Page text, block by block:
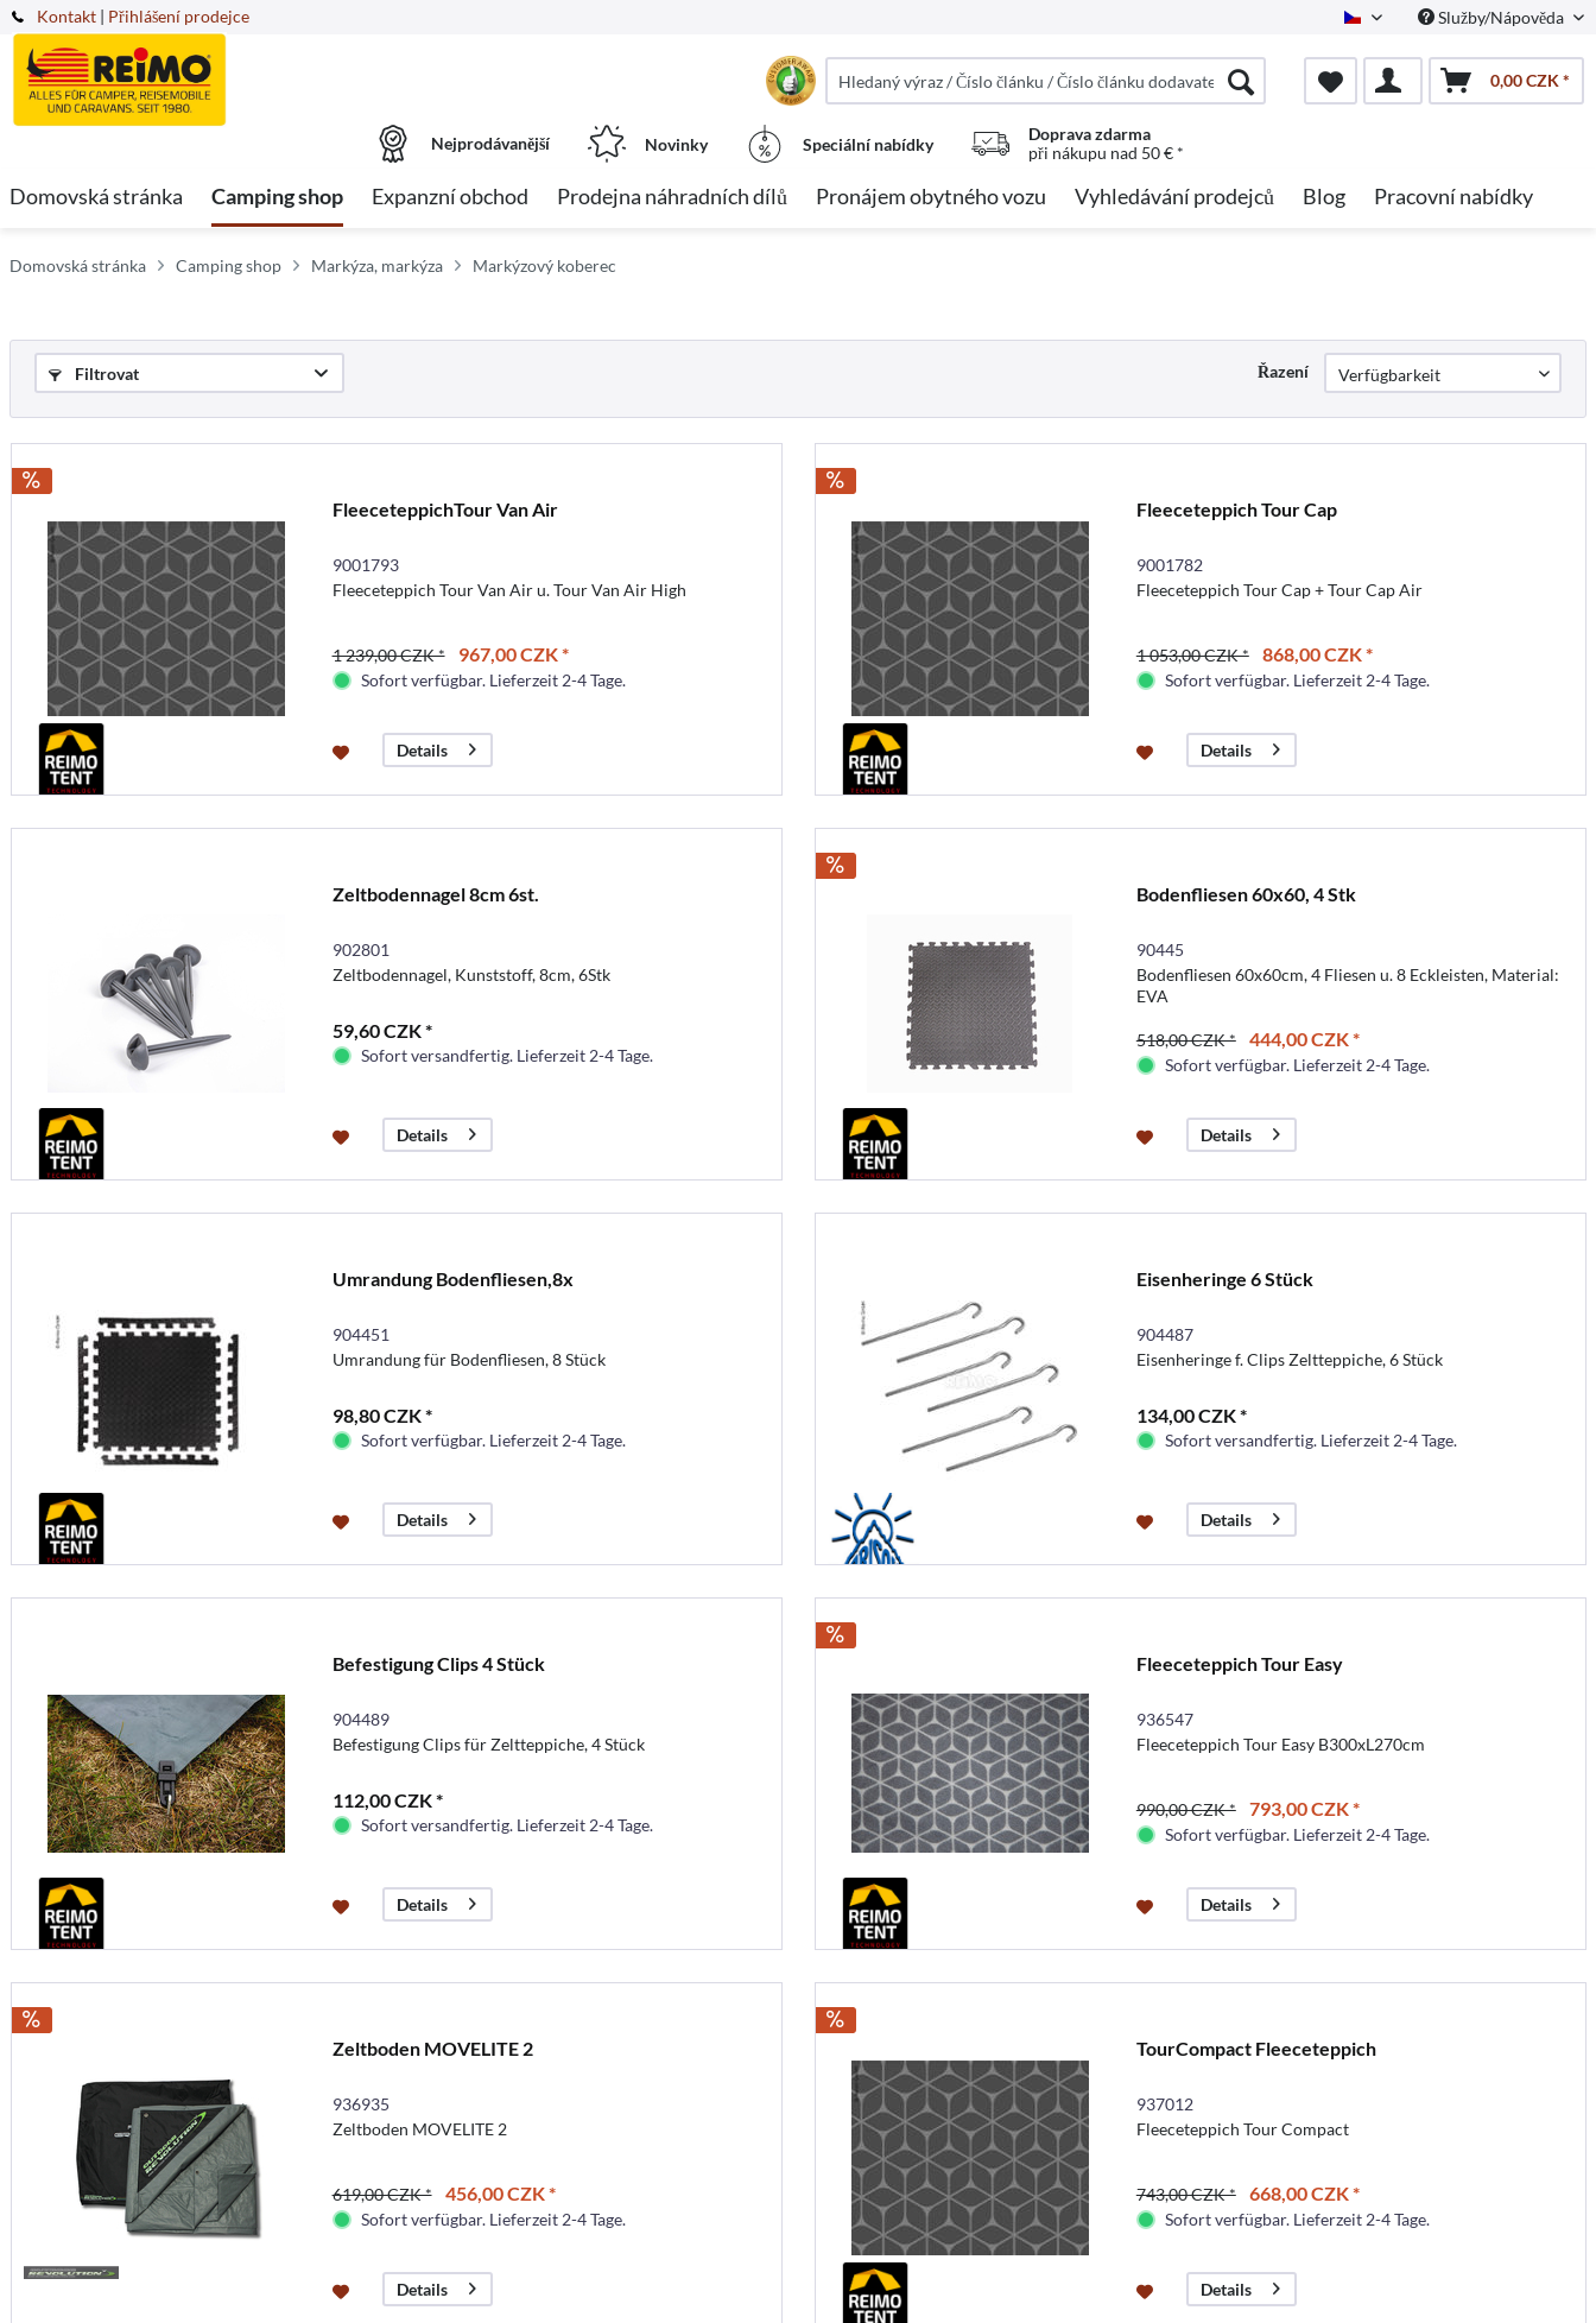
Kontakt Czech Služby/Nápověda
| Přihlášení prodejce
0,00 CZK *
Nejprodávanější Novinky Speciální nabídky
Doprava zdarma
při nákupu nad 50 € *
Domovská stránka Camping shop Expanzní obchod Prodejna náhradních dílů Pronájem obytného vozu Vyhledávání prodejců Blog Pracovní nabídky
Domovská stránka Camping shop Markýza, markýza Markýzový koberec
Filtrovat Řazení
FleeceteppichTour Van Air
9001793
Fleeceteppich Tour Van Air u. Tour Van Air High
1 239,00 CZK * 967,00 CZK *
Sofort verfügbar. Lieferzeit 2-4 Tage.
Details
Fleeceteppich Tour Cap
9001782
Fleeceteppich Tour Cap + Tour Cap Air
1 053,00 CZK * 868,00 CZK *
Sofort verfügbar. Lieferzeit 2-4 Tage.
Details
Zeltbodennagel 8cm 6st.
902801
Zeltbodennagel, Kunststoff, 8cm, 6Stk
59,60 CZK *
Sofort versandfertig. Lieferzeit 2-4 Tage.
Details
Bodenfliesen 60x60, 4 Stk
90445
Bodenfliesen 60x60cm, 4 Fliesen u. 8 Eckleisten, Material:
EVA
518,00 CZK * 444,00 CZK *
Sofort verfügbar. Lieferzeit 2-4 Tage.
Details
Umrandung Bodenfliesen,8x
904451
Umrandung für Bodenfliesen, 8 Stück
98,80 CZK *
Sofort verfügbar. Lieferzeit 2-4 Tage.
Details
Eisenheringe 6 Stück
904487
Eisenheringe f. Clips Zeltteppiche, 6 Stück
134,00 CZK *
Sofort versandfertig. Lieferzeit 2-4 Tage.
Details
Befestigung Clips 4 Stück
904489
Befestigung Clips für Zeltteppiche, 4 Stück
112,00 CZK *
Sofort versandfertig. Lieferzeit 2-4 Tage.
Details
Fleeceteppich Tour Easy
936547
Fleeceteppich Tour Easy B300xL270cm
990,00 CZK * 793,00 CZK *
Sofort verfügbar. Lieferzeit 2-4 Tage.
Details
Zeltboden MOVELITE 2
936935
Zeltboden MOVELITE 2
619,00 CZK * 456,00 CZK *
Sofort verfügbar. Lieferzeit 2-4 Tage.
Details
TourCompact Fleeceteppich
937012
Fleeceteppich Tour Compact
743,00 CZK * 668,00 CZK *
Sofort verfügbar. Lieferzeit 2-4 Tage.
Details